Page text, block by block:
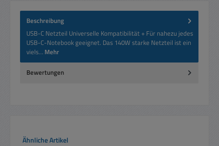
Beschreibung
USB-C Netzteil Universelle Kompatibilität + Für nahezu jedes
USB-C-Notebook geeignet. Das 140W starke Netzteil ist ein
viels… Mehr
Bewertungen
Produktgalerie überspringen
Ähnliche Artikel